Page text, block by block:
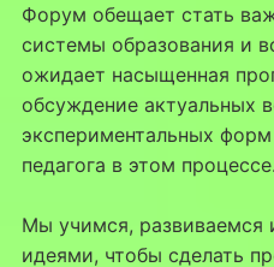
Форум обещает стать
системы образования и
ожидает насыщенная
обсуждение актуальных
экспериментальных
педагога в этом процессе.
Мы учимся, развиваемся
идеями, чтобы сделать